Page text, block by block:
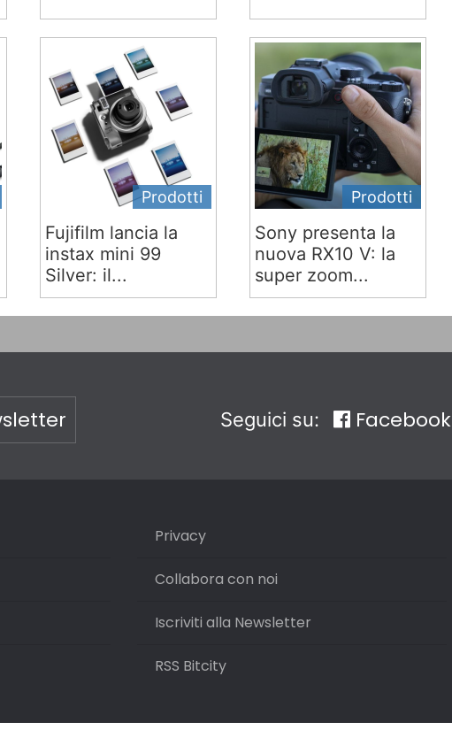
Prodotti
Fujifilm lancia la
instax mini 99
Silver: il...
Prodotti
Sony presenta la
nuova RX10 V: la
super zoom...
Seguici su: Facebook
Privacy
Collabora con noi
Iscriviti alla Newsletter
RSS Bitcity